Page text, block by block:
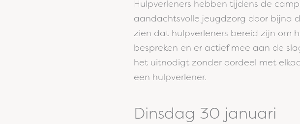
Hulpverleners hebben tijdens de
aandachtsvolle jeugdzorg door bijna
zien dat hulpverleners bereid zijn om
bespreken en er actief mee aan de
het uitnodigt zonder oordeel met
een hulpverlener.
Dinsdag 30 januari